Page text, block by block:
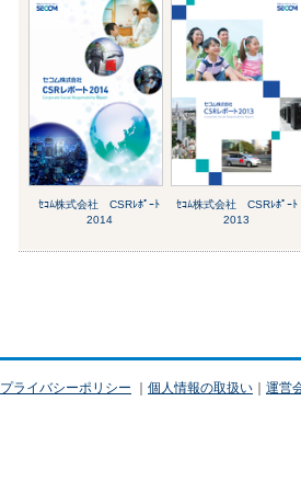
ｾｺﾑ株式会社 CSRﾚﾎﾟｰﾄ
2014
ｾｺﾑ株式会社 CSRﾚﾎﾟｰﾄ
2013
プライバシーポリシー ｜ 個人情報の取扱い ｜ 運営